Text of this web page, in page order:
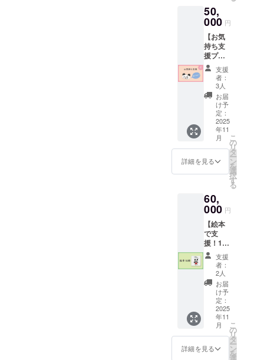
ストハ
ウス黒
島様が
提供す
る体験
プログ
ラムの
料金に
充てる
ことが
できま
す。 ・
ご希望
の方に
は、パ
ンダ
ちゃん
可能で
す。
【ご案
内とご
注意】
本チ
ケット
は、被
災地で
がんば
る「ゲ
ストハ
ウス黒
島様」
を応援
という
ンＴ
シャツ
（男女
兼用）5
点 サ
イズ展
開：S,
M, L,XL
カ
ラー：
ホワイ
ト ※画
像は製
作中の
イメー
ジで
す。
50,
000 円
【お気
持ち支
援プラ
ンC：
50,000
円】 こ
のプラ
ンは、
「リ
ターン
は要ら
ないけ
れど応
援した
い」と
思って
る方の
ための
プラン
です。
心を込
めたお
礼の
メッ
セージ
をお送
りいた
しま
す。 な
らびに
今後の
活動報
告のレ
支援
者：
3人
お届
け予
定：
2025
年11
月
詳細を見る
こ
の
リ
タ
ー
ン
を
選
択
す
る
60,
000 円
【絵本
で支
援！10
冊セッ
ト】 ・
お礼の
メッ
セージ
・「門
前のパ
ンダ
ちゃ
ん」を
10冊お
送りし
支援
者：
2人
お届
け予
定：
2025
年11
月
詳細を見る
こ
の
リ
タ
ー
ン
を
選